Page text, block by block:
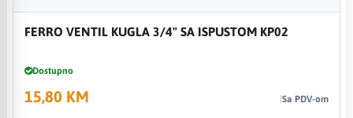
FERRO VENTIL KUGLA 3/4" SA ISPUSTOM KP02
Dostupno
15,80 KM Sa PDV-om